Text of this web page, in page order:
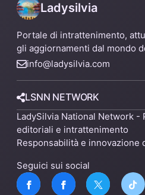
Ladysilvia
Portale di intrattenimento,
gli aggiornamenti dal mondo
info@ladysilvia.com
LSNN NETWORK
LadySilvia National Network -
editoriali e intrattenimento
Responsabilità e innovazione
Seguici sui social